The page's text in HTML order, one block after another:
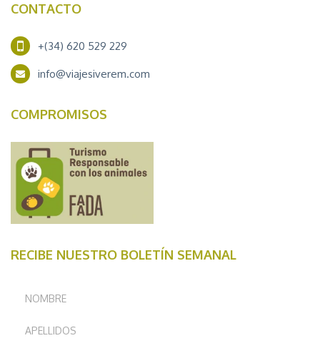
CONTACTO
+(34) 620 529 229
info@viajesiverem.com
COMPROMISOS
RECIBE NUESTRO BOLETÍN SEMANAL